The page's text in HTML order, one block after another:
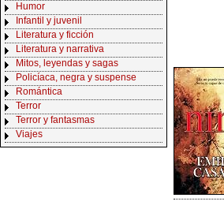
Humor
Infantil y juvenil
Literatura y ficción
Literatura y narrativa
Mitos, leyendas y sagas
Policíaca, negra y suspense
Romántica
Terror
Terror y fantasmas
Viajes